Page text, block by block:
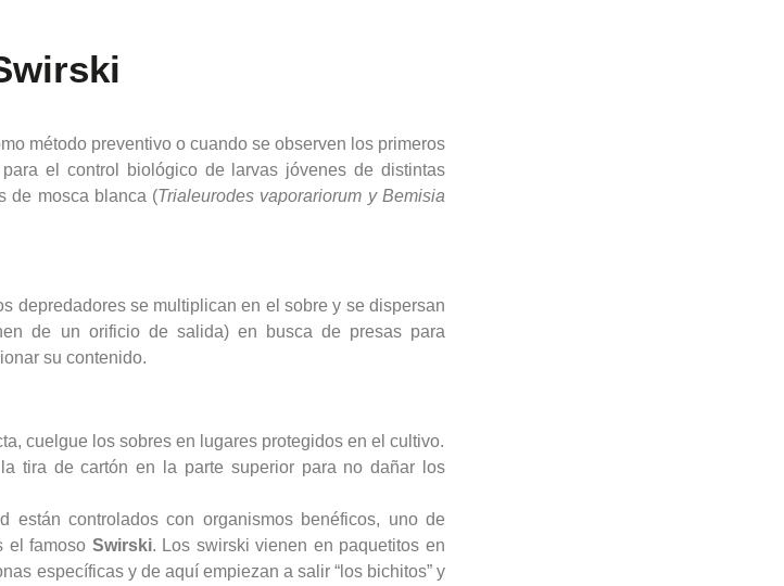
método preventivo o cuando se observen los primeros
el control biológico de larvas jóvenes de distintas
de mosca blanca (Trialeurodes vaporariorum y Bemisia
depredadores se multiplican en el sobre y se dispersan
de un orificio de salida) en busca de presas para
su contenido.
cuelgue los sobres en lugares protegidos en el cultivo.
tira de cartón en la parte superior para no dañar los
están controlados con organismos benéficos, uno de
el famoso Swirski. Los swirski vienen en paquetitos en
específicas y de aquí empiezan a salir “los bichitos” y